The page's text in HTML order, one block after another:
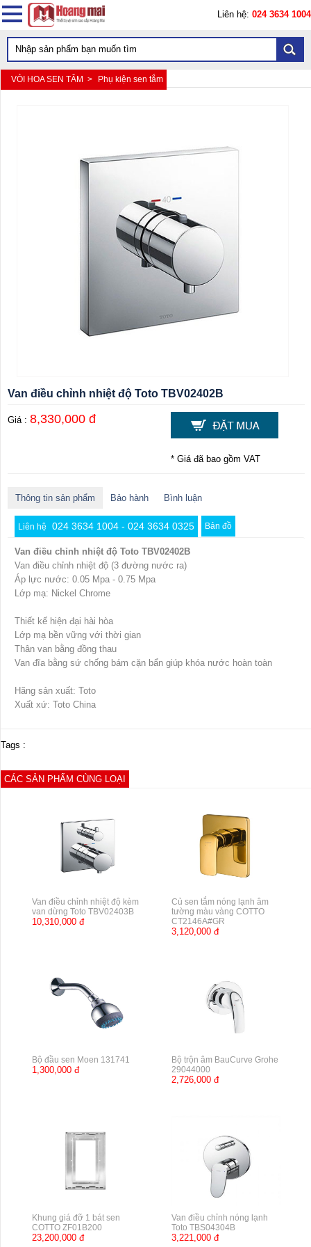
Liên hệ: 024 3634 1004
VÒI HOA SEN TẮM > Phụ kiện sen tắm
Van điều chỉnh nhiệt độ Toto TBV02402B
Giá : 8,330,000 đ
* Giá đã bao gồm VAT
Thông tin sản phẩm Bảo hành Bình luận
Liên hệ 024 3634 1004 - 024 3634 0325 Bản đồ
Van điều chỉnh nhiệt độ Toto TBV02402B
Van điều chỉnh nhiệt độ (3 đường nước ra)
Áp lực nước: 0.05 Mpa - 0.75 Mpa
Lớp mạ: Nickel Chrome
Thiết kế hiện đại hài hòa
Lớp mạ bền vững với thời gian
Thân van bằng đồng thau
Van đĩa bằng sứ chống bám cặn bẩn giúp khóa nước hoàn toàn
Hãng sản xuất: Toto
Xuất xứ: Toto China
Tags :
CÁC SẢN PHẨM CÙNG LOẠI
Van điều chỉnh nhiệt độ kèm
van dừng Toto TBV02403B
10,310,000 đ
Củ sen tắm nóng lạnh âm
tường màu vàng COTTO
CT2146A#GR
3,120,000 đ
Bộ đầu sen Moen 131741
1,300,000 đ
Bộ trộn âm BauCurve Grohe
29044000
2,726,000 đ
Khung giá đỡ 1 bát sen
COTTO ZF01B200
23,200,000 đ
Van điều chỉnh nóng lạnh
Toto TBS04304B
3,221,000 đ